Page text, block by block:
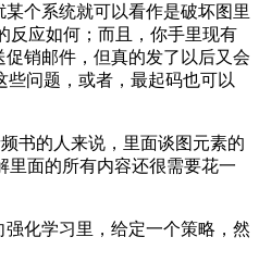
个系统就可以看作是破坏图里
反应如何；而且，你手里现有
销邮件，但真的发了以后又会
问题，或者，最起码也可以
书的人来说，里面谈图元素的
里面的所有内容还很需要花一
化学习里，给定一个策略，然